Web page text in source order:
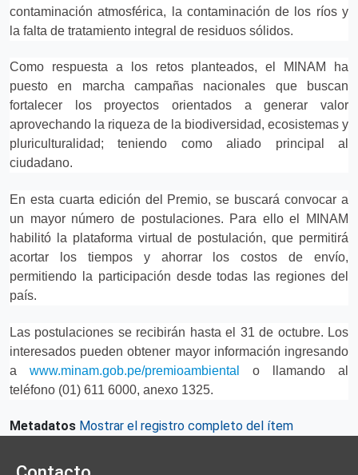
contaminación atmosférica, la contaminación de los ríos y
la falta de tratamiento integral de residuos sólidos.
Como respuesta a los retos planteados, el MINAM ha
puesto en marcha campañas nacionales que buscan
fortalecer los proyectos orientados a generar valor
aprovechando la riqueza de la biodiversidad, ecosistemas y
pluriculturalidad; teniendo como aliado principal al
ciudadano.
En esta cuarta edición del Premio, se buscará convocar a
un mayor número de postulaciones. Para ello el MINAM
habilitó la plataforma virtual de postulación, que permitirá
acortar los tiempos y ahorrar los costos de envío,
permitiendo la participación desde todas las regiones del
país.
Las postulaciones se recibirán hasta el 31 de octubre. Los
interesados pueden obtener mayor información ingresando
a www.minam.gob.pe/premioambiental
o llamando al
teléfono (01) 611 6000, anexo 1325.
Metadatos Mostrar el registro completo del ítem